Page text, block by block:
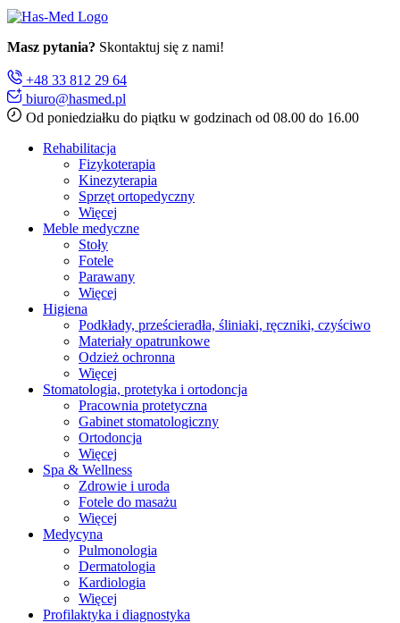
Masz pytania? Skontaktuj się z nami!
+48 33 812 29 64
biuro@hasmed.pl
Od poniedziałku do piątku w godzinach od 08.00 do 16.00
Rehabilitacja
Fizykoterapia
Kinezyterapia
Sprzęt ortopedyczny
Więcej
Meble medyczne
Stoły
Fotele
Parawany
Więcej
Higiena
Podkłady, prześcieradła, śliniaki, ręczniki, czyściwo
Materiały opatrunkowe
Odzież ochronna
Więcej
Stomatologia, protetyka i ortodoncja
Pracownia protetyczna
Gabinet stomatologiczny
Ortodoncja
Więcej
Spa & Wellness
Zdrowie i uroda
Fotele do masażu
Więcej
Medycyna
Pulmonologia
Dermatologia
Kardiologia
Więcej
Profilaktyka i diagnostyka